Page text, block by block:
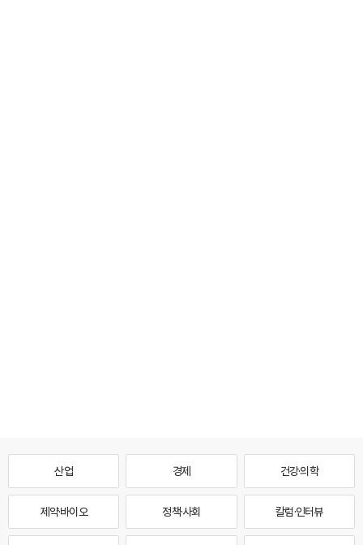
산업 경제 건강·의학
제약·바이오 정책·사회 칼럼·인터뷰